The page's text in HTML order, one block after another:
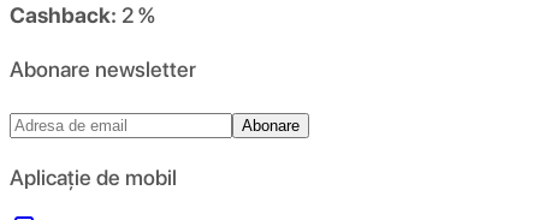
Cashback: 2 %
Abonare newsletter
Abonare
Aplicație de mobil